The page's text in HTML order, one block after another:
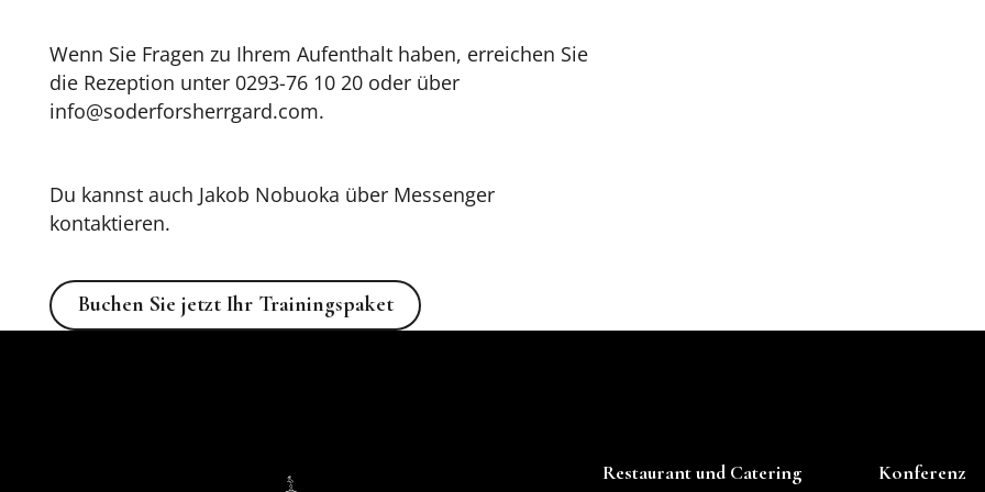
Wenn Sie Fragen zu Ihrem Aufenthalt haben, erreichen Sie
die Rezeption unter 0293-76 10 20 oder über
info@soderforsherrgard.com.
Du kannst auch Jakob Nobuoka über Messenger
kontaktieren.
Buchen Sie jetzt Ihr Trainingspaket
Buchen Sie jetzt Ihr Trainingspaket
Restaurant und Catering Konferenz